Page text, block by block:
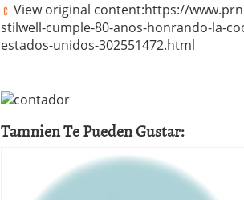
View original content:https://
stilwell-cumple-80-anos-honrando-la-
estados-unidos-302551472.html
Tamnien Te Pueden Gustar: